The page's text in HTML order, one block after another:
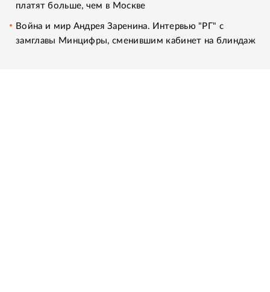
платят больше, чем в Москве
Война и мир Андрея Заренина. Интервью "РГ" с
замглавы Минцифры, сменившим кабинет на блиндаж